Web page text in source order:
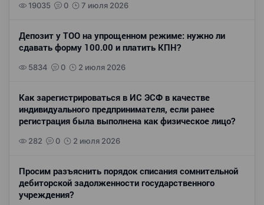
19035 0 7 июля 2026
Депозит у ТОО на упрощенном режиме: нужно ли
сдавать форму 100.00 и платить КПН?
5834 0 2 июля 2026
Как зарегистрироваться в ИС ЭСФ в качестве
индивидуального предпринимателя, если ранее
регистрация была выполнена как физическое лицо?
282 0 2 июля 2026
Просим разъяснить порядок списания сомнительной
дебиторской задолженности государственного
учреждения?